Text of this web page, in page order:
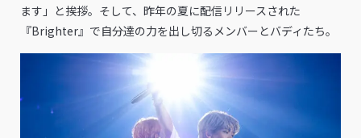
ます」と挨拶。そして、昨年の夏に配信リリースされた
『Brighter』で自分達の力を出し切るメンバーとバディたち。